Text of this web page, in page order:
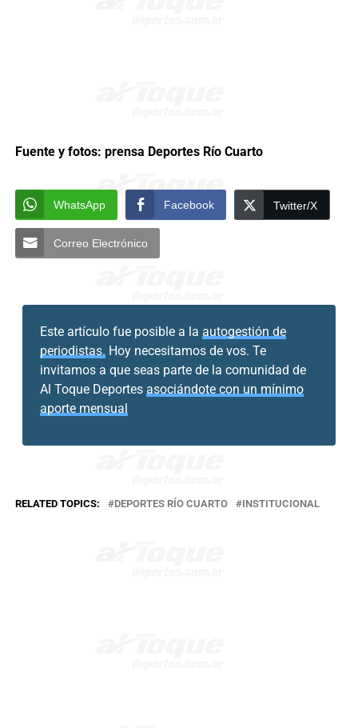
Fuente y fotos: prensa Deportes Río Cuarto
WhatsApp Facebook Twitter/X
Correo Electrónico
Este artículo fue posible a la autogestión de
periodistas. Hoy necesitamos de vos. Te
invitamos a que seas parte de la comunidad de
Al Toque Deportes asociándote con un mínimo
aporte mensual
RELATED TOPICS: DEPORTES RÍO CUARTO INSTITUCIONAL